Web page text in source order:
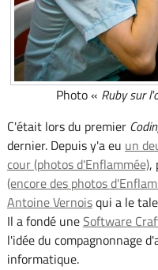
Photo « Ruby sur
C'était lors du premier
dernier. Depuis y'a eu un
cour (photos d'Enflammée),
(encore des photos
Antoine Vernoisqui a le
Il a fondé uneSoftware
l'idée du compagnonnage
informatique.